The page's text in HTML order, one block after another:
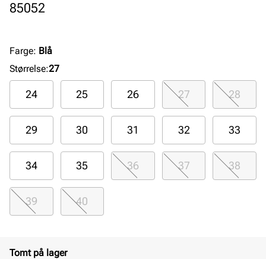
85052
Farge: Blå
Størrelse:27
24 25 26 27 28
29 30 31 32 33
34 35 36 37 38
39 40
Tomt på lager